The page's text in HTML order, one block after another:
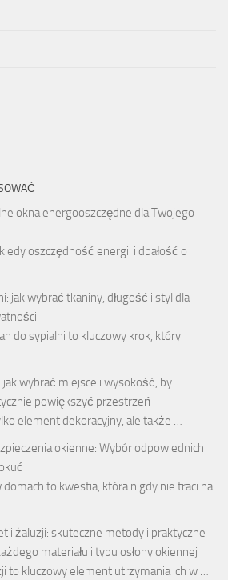
okna energooszczędne dla Twojego
oszczędność energii i dbałość o
jak wybrać tkaniny, długość i styl dla
do sypialni to kluczowy krok, który
jak wybrać miejsce i wysokość, by
powiększyć przestrzeń
element dekoracyjny, ale także …
okienne: Wybór odpowiednich
to kwestia, która nigdy nie traci na
i żaluzji: skuteczne metody i praktyczne
materiału i typu osłony okiennej
to kluczowy element utrzymania ich w …